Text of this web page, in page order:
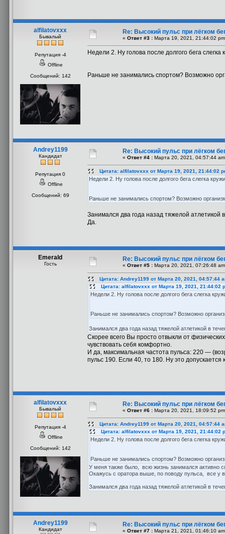
alfilatovxxx
Бывалый
Репутация -4
Offline
Сообщений: 142
Re: Высокий пульс при лёгком
« Ответ #3 : Марта 19, 2021, 21:44:02
Недели 2. Ну голова после долгого бега слегка
Раньше не занимались спортом? Возможно
Andrey1199
Кандидат
Репутация 0
Offline
Сообщений: 69
Re: Высокий пульс при лёгком
« Ответ #4 : Марта 20, 2021, 04:57:44
Цитата: alfilatovxxx от Марта 19, 2021, 21:44:02
Недели 2. Ну голова после долгого бега слегка
Раньше не занимались спортом? Возможно
Занимался два года назад тяжелой атлетикой
Да.
Emerald
Гость
Re: Высокий пульс при лёгком
« Ответ #5 : Марта 20, 2021, 07:26:48
Цитата: Andrey1199 от Марта 20, 2021, 04:57:44
Цитата: alfilatovxxx от Марта 19, 2021, 21:44:02
Недели 2. Ну голова после долгого бега слегка
Раньше не занимались спортом? Возможно
Занимался два года назад тяжелой атлетикой в
Скорее всего Вы просто отвыкли от
чувствовать себя комфортно.
И да, максимальная частота пульса: 220 —
пульс 190. Если 40, то 180. Ну это
alfilatovxxx
Бывалый
Репутация -4
Offline
Сообщений: 142
Re: Высокий пульс при лёгком
« Ответ #6 : Марта 20, 2021, 18:09:52
Цитата: Andrey1199 от Марта 20, 2021, 04:57:44
Цитата: alfilatovxxx от Марта 19, 2021, 21:44:02
Недели 2. Ну голова после долгого бега слегка
Раньше не занимались спортом? Возможно
У меня также было, всю жизнь занимался активно
Окажусь с оратора выше, по поводу пульса, все у
Занимался два года назад тяжелой атлетикой в
Andrey1199
Кандидат
Re: Высокий пульс при лёгком
« Ответ #7 : Марта 21, 2021, 01:46:10